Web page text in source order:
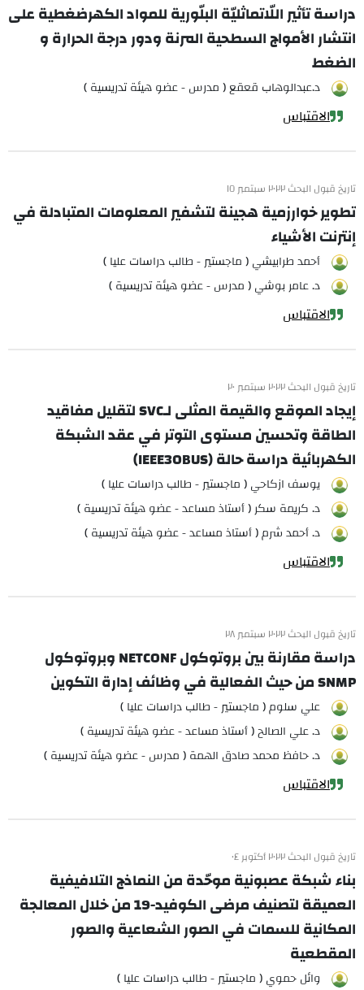
دراسة تأثير اللّاتماثليّة البلّورية للمواد الكهرضغطية على
انتشار الأمواج السطحية المرنة ودور درجة الحرارة و
الضغط
د.عبدالوهاب قعقع ( مدرس - عضو هيئة تدريسية )
الاقتباس
تاريخ قبول البحث ٢٠٢٢ سبتمبر ١٥
تطوير خوارزمية هجينة لتشفير المعلومات المتبادلة في
إنترنت الأشياء
أحمد طرابيشي ( ماجستير - طالب دراسات عليا )
د. عامر بوشي ( مدرس - عضو هيئة تدريسية )
الاقتباس
تاريخ قبول البحث ٢٠٢٢ سبتمبر ٢٠
إيجاد الموقع والقيمة المثلى لـSVC لتقليل مفاقيد
الطاقة وتحسين مستوى التوتر في عقد الشبكة
الكهربائية دراسة حالة (IEEE30BUS)
يوسف ازكاحي ( ماجستير - طالب دراسات عليا )
د. كريمة سكر ( أستاذ مساعد - عضو هيئة تدريسية )
د. أحمد شرم ( أستاذ مساعد - عضو هيئة تدريسية )
الاقتباس
تاريخ قبول البحث ٢٠٢٢ سبتمبر ٢٨
دراسة مقارنة بين بروتوكول NETCONF وبروتوكول
SNMP من حيث الفعالية في وظائف إدارة التكوين
علي سلوم ( ماجستير - طالب دراسات عليا )
د. علي الصالح ( أستاذ مساعد - عضو هيئة تدريسية )
د. حافظ محمد صادق الهمة ( مدرس - عضو هيئة تدريسية )
الاقتباس
تاريخ قبول البحث ٢٠٢٢ أكتوبر ٠٤
بناء شبكة عصبونية موحّدة من النماذج التلافيفية
العميقة لتصنيف مرضى الكوفيد-19 من خلال المعالجة
المكانية للسمات في الصور الشعاعية والصور
المقطعية
وائل حموي ( ماجستير - طالب دراسات عليا )